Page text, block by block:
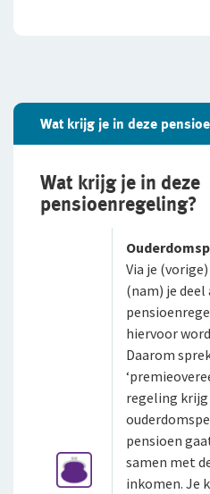
loongrens
WIA-
FlexxPensioen-beleggen
Voor ondernemers
Voor adviseurs
Voor particulieren
Service en contact
Onze organisatie
Fondsen en koersen
Wat krijg je in deze
Wat krijg je in deze
pensioenregeling?
Via je
(nam) je deel
hiervoor
Daarom
regeling krijg
pensioen
samen met
inkomen. Je